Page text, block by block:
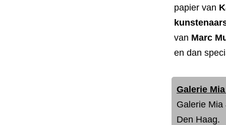
papier van
van Marc
en dan
Galerie
Galerie Mia
Den Haag.